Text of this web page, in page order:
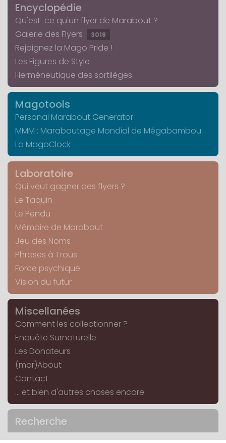
Encyclopédie
Qu'est-ce qu'un flyer de Marabout ?
Galerie des Flyers
3018
Rejoignez la Mago Pride !
Les Figures de Style
Herméneutique des sortilèges
Magotools
Personal Marabout Generator
MMM : Maraboutage Mondial de Mégabambou
La MagoClock
Laboratoire
Qui veut gagner des flyers ?
Le Taquin
Le Pendu
Mémoire de Marabout
Jeu des Noms
Phrases à Trous
Force psychique
Vision du futur
Miscellanées
Comment les collectionner ?
Enquête Surnaturelle
Les Donateurs
(mar)About
Contact
... et bien d'autres choses encore
Recherche